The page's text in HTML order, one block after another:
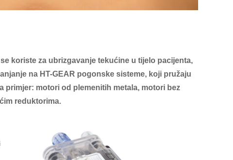
koriste za ubrizgavanje tekućine u tijelo pacijenta,
na HT-GEAR pogonske sisteme, koji pružaju
motori od plemenitih metala, motori bez
reduktorima.